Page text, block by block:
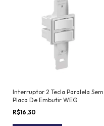
Interruptor 2 Tecla Paralela Sem
Placa De Embutir WEG
R$16,30